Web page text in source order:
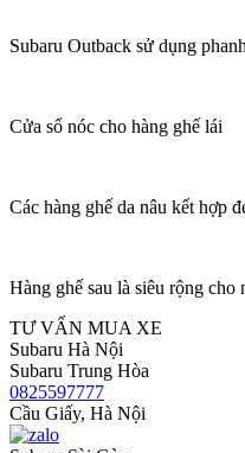
Subaru Outback sử dụng
Cửa sổ nóc cho hàng ghế lái
Các hàng ghế da nâu kết hợp
Hàng ghế sau là siêu rộng cho
TƯ VẤN MUA XE
Subaru Hà Nội
Subaru Trung Hòa
0825597777
Cầu Giấy, Hà Nội